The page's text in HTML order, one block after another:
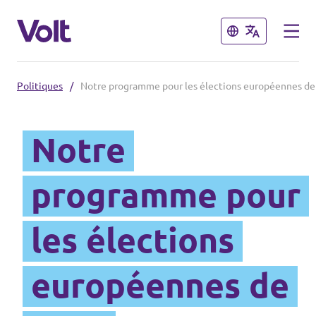
Fermer
Nos élections
Carte des régions
Nos régions et villes
Volt Lille
Volt Strasbourg
Fermer
Politiques
À propos de Volt
Personnes
Actualités
Politiques / Notre programme pour les élections européennes
Notre
programme pour
les élections
européennes de